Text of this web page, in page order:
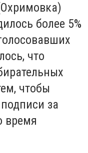
более 5%
что
чтобы
за
время